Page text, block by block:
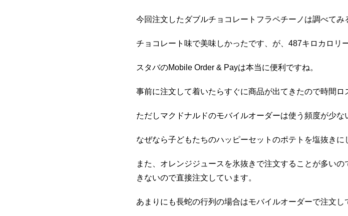
今回注文したダブルチョコレートフラペチーノは調べてみ
チョコレート味で美味しかったです、が、487キロカロリ
スタバのMobile Order & Payは本当に便利ですね。
事前に注文して着いたらすぐに商品が出てきたので時間ロ
ただしマクドナルドのモバイルオーダーは使う頻度が少な
なぜなら子どもたちのハッピーセットのポテトを塩抜きに
また、オレンジジュースを氷抜きで注文することが多い
きないので直接注文しています。
あまりにも長蛇の行列の場合はモバイルオーダーで注文